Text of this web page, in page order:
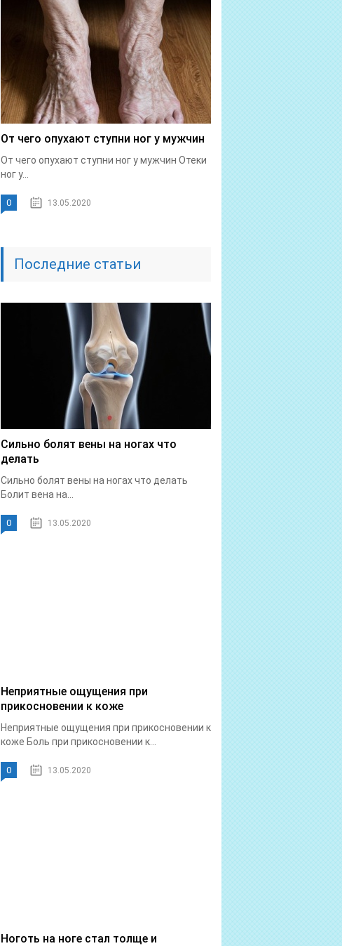
От чего опухают ступни ног у мужчин
От чего опухают ступни ног у мужчин Отеки
ног у...
0 13.05.2020
Последние статьи
Сильно болят вены на ногах что
делать
Сильно болят вены на ногах что делать
Болит вена на...
0 13.05.2020
Неприятные ощущения при
прикосновении к коже
Неприятные ощущения при прикосновении к
коже Боль при прикосновении к...
0 13.05.2020
Ноготь на ноге стал толще и